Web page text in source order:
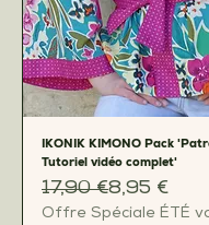
IKONIK KIMONO Pack
Tutoriel vidéo complet'
Prix original
17,90 €
Prix promotionnel
8,95 €
Offre Spéciale ÉTÉ